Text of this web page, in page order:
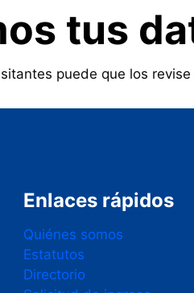
tus
puede que los
Enlaces rápidos
Quiénes somos
Estatutos
Directorio